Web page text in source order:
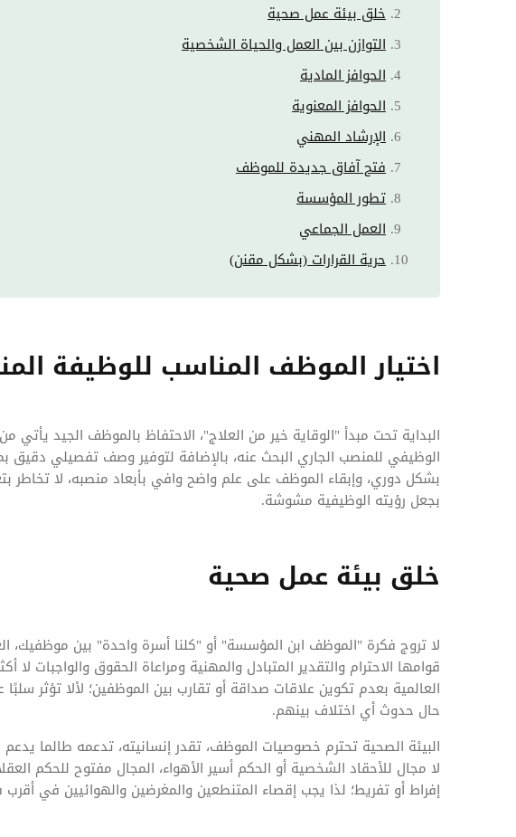
خلق بيئة عمل صحية
التوازن بين العمل والحياة الشخصية
الحوافز المادية
الحوافز المعنوية
الإرشاد المهني
فتح آفاق جديدة للموظف
تطور المؤسسة
العمل الجماعي
حرية القرارات (بشكل مقنن)
اختيار الموظف المناسب للوظيفة
البداية تحت مبدأ "الوقاية خير من العلاج"، الاحتفاظ بالموظف الجيد يأتي
الوظيفي للمنصب الجاري البحث عنه، بالإضافة لتوفير وصف تفصيلي دقيق
بشكل دوري، وإبقاء الموظف على علم واضح وافي بأبعاد منصبه، لا تخاطر
بجعل رؤيته الوظيفية مشوشة.
خلق بيئة عمل صحية
لا تروج فكرة "الموظف ابن المؤسسة" أو "كلنا أسرة واحدة" بين موظفيك،
قوامها الاحترام والتقدير المتبادل والمهنية ومراعاة الحقوق والواجبات
العالمية بعدم تكوين علاقات صداقة أو تقارب بين الموظفين؛ لألا تؤثر
حال حدوث أي اختلاف بينهم.
البيئة الصحية تحترم خصوصيات الموظف، تقدر إنسانيته، تدعمه طالما
لا مجال للأحقاد الشخصية أو الحكم أسير الأهواء، المجال مفتوح للحكم
إفراط أو تفريط؛ لذا يجب إقصاء المتنطعين والمغرضين والهوائيين في